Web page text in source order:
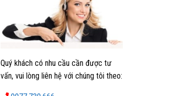
Quý khách có nhu cầu cần được tư
vấn, vui lòng liên hệ với chúng tôi theo: